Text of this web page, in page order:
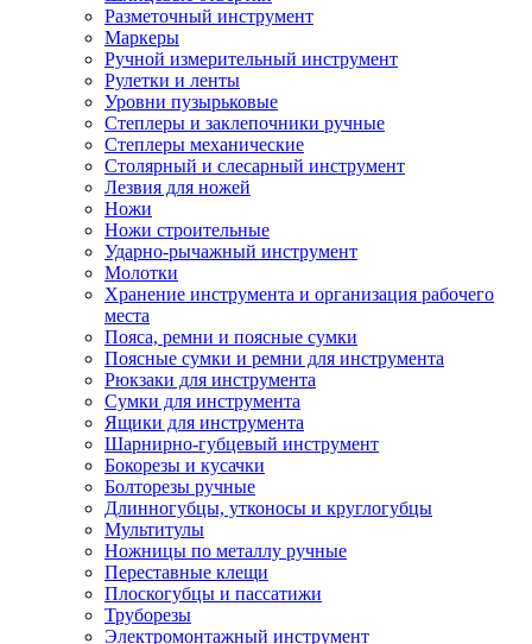
Разметочный инструмент
Маркеры
Ручной измерительный инструмент
Рулетки и ленты
Уровни пузырьковые
Степлеры и заклепочники ручные
Степлеры механические
Столярный и слесарный инструмент
Лезвия для ножей
Ножи
Ножи строительные
Ударно-рычажный инструмент
Молотки
Хранение инструмента и организация рабочего
места
Пояса, ремни и поясные сумки
Поясные сумки и ремни для инструмента
Рюкзаки для инструмента
Сумки для инструмента
Ящики для инструмента
Шарнирно-губцевый инструмент
Бокорезы и кусачки
Болторезы ручные
Длинногубцы, утконосы и круглогубцы
Мультитулы
Ножницы по металлу ручные
Переставные клещи
Плоскогубцы и пассатижи
Труборезы
Электромонтажный инструмент